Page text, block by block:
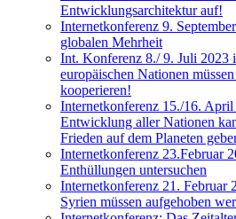
Entwicklungsarchitektur auf!
Internetkonferenz 9.
globalen Mehrheit
Int. Konferenz 8./ 9. Juli 2023
europäischen Nationen
kooperieren!
Internetkonferenz 15./16.
Entwicklung aller Nationen
Frieden auf dem Planeten
Internetkonferenz 23.Februar
Enthüllungen untersuchen
Internetkonferenz 21. Februar
Syrien müssen aufgehoben